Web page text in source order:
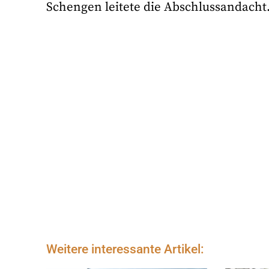
Schengen leitete die
Weitere interessante Artikel: